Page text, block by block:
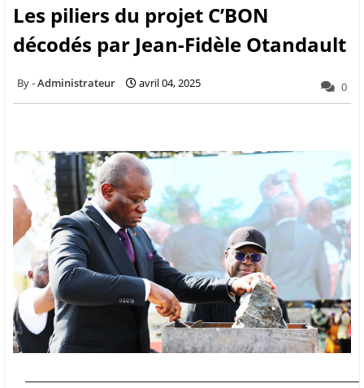
Les piliers du projet C’BON
décodés par Jean-Fidèle Otandault
Administrateur avril 04, 2025 0